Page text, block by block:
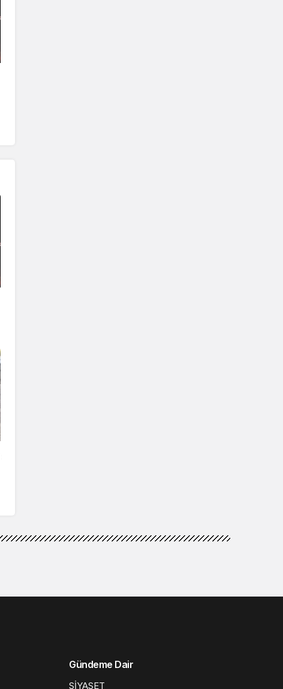
Gündeme Dair
SİYASET